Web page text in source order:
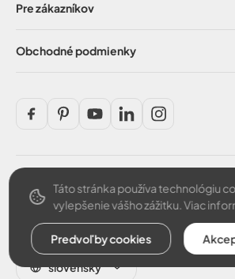
Pre zákazníkov
Obchodné podmienky
slovensky
Bezpečná platba
Táto stránka používa technológiu
vylepšenie vášho zážitku.Viac
Predvoľby cookies